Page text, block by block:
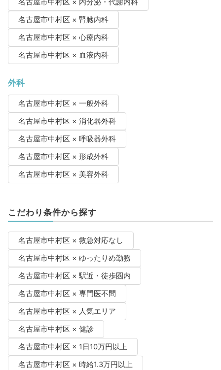
名古屋市中村区 × 内分泌・代謝内科
名古屋市中村区 × 腎臓内科
名古屋市中村区 × 心療内科
名古屋市中村区 × 血液内科
外科
名古屋市中村区 × 一般外科
名古屋市中村区 × 消化器外科
名古屋市中村区 × 呼吸器外科
名古屋市中村区 × 形成外科
名古屋市中村区 × 美容外科
こだわり条件から探す
名古屋市中村区 × 救急対応なし
名古屋市中村区 × ゆったりめ勤務
名古屋市中村区 × 駅近・徒歩圏内
名古屋市中村区 × 専門医不問
名古屋市中村区 × 人気エリア
名古屋市中村区 × 健診
名古屋市中村区 × 1日10万円以上
名古屋市中村区 × 時給1.3万円以上